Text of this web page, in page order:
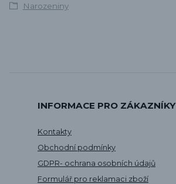
Narozeniny
INFORMACE PRO ZÁKAZNÍKY
Kontakty
Obchodní podmínky
GDPR- ochrana osobních údajů
Formulář pro reklamaci zboží